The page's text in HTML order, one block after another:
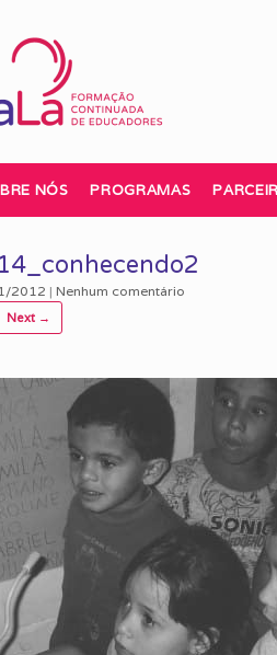
NÓS PROGRAMAS
2012 | Nenhum comentário
Next →